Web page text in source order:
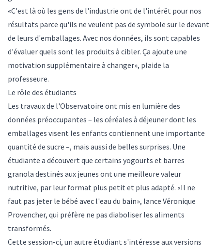
«C'est là où les gens de l'industrie ont de l'intérêt pour nos
résultats parce qu'ils ne veulent pas de symbole sur le devant
de leurs d'emballages. Avec nos données, ils sont capables
d'évaluer quels sont les produits à cibler. Ça ajoute une
motivation supplémentaire à changer», plaide la
professeure.
Le rôle des étudiants
Les travaux de l'Observatoire ont mis en lumière des
données préoccupantes – les céréales à déjeuner dont les
emballages visent les enfants contiennent une importante
quantité de sucre –, mais aussi de belles surprises. Une
étudiante a découvert que certains yogourts et barres
granola destinés aux jeunes ont une meilleure valeur
nutritive, par leur format plus petit et plus adapté. «Il ne
faut pas jeter le bébé avec l'eau du bain», lance Véronique
Provencher, qui préfère ne pas diaboliser les aliments
transformés.
Cette session-ci, un autre étudiant s'intéresse aux versions